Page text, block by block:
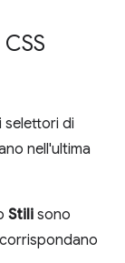
selettori di
nell'ultima
Stili sono